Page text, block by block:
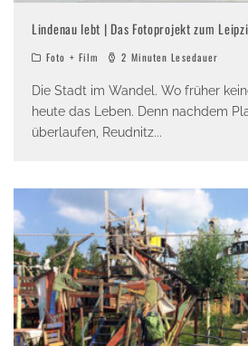
Lindenau lebt | Das Fotoprojekt zum
Foto + Film 2 Minuten Lesedauer
Die Stadt im Wandel. Wo früher
heute das Leben. Denn nachdem
überlaufen, Reudnitz...